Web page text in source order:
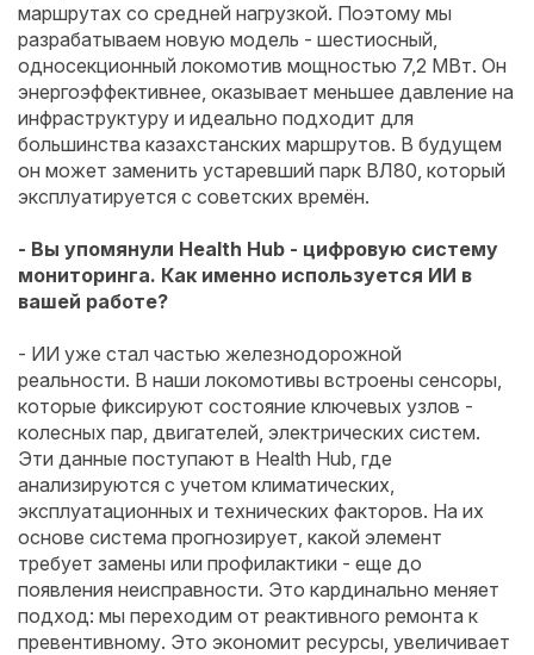
маршрутах со средней нагрузкой. Поэтому мы
разрабатываем новую модель - шестиосный,
односекционный локомотив мощностью 7,2 МВт. Он
энергоэффективнее, оказывает меньшее давление на
инфраструктуру и идеально подходит для
большинства казахстанских маршрутов. В будущем
он может заменить устаревший парк ВЛ80, который
эксплуатируется с советских времён.
- Вы упомянули Health Hub - цифровую систему
мониторинга. Как именно используется ИИ в
вашей работе?
- ИИ уже стал частью железнодорожной
реальности. В наши локомотивы встроены сенсоры,
которые фиксируют состояние ключевых узлов -
колесных пар, двигателей, электрических систем.
Эти данные поступают в Health Hub, где
анализируются с учетом климатических,
эксплуатационных и технических факторов. На их
основе система прогнозирует, какой элемент
требует замены или профилактики - еще до
появления неисправности. Это кардинально меняет
подход: мы переходим от реактивного ремонта к
превентивному. Это экономит ресурсы, увеличивает